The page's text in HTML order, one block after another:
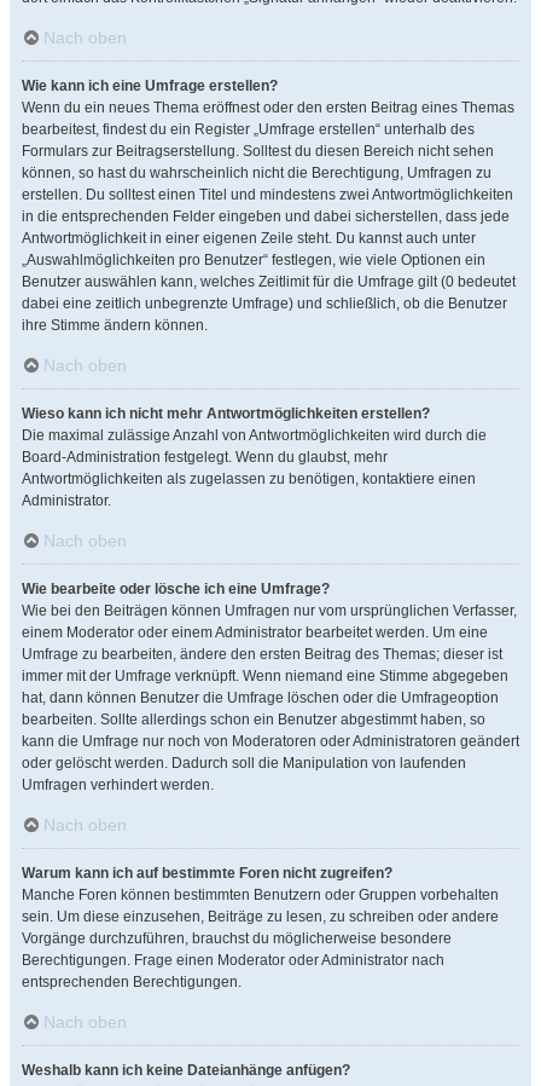
Nach oben
Wie kann ich eine Umfrage erstellen?
Wenn du ein neues Thema eröffnest oder den ersten Beitrag eines Themas
bearbeitest, findest du ein Register „Umfrage erstellen“ unterhalb des
Formulars zur Beitragserstellung. Solltest du diesen Bereich nicht sehen
können, so hast du wahrscheinlich nicht die Berechtigung, Umfragen zu
erstellen. Du solltest einen Titel und mindestens zwei Antwortmöglichkeiten
in die entsprechenden Felder eingeben und dabei sicherstellen, dass jede
Antwortmöglichkeit in einer eigenen Zeile steht. Du kannst auch unter
„Auswahlmöglichkeiten pro Benutzer“ festlegen, wie viele Optionen ein
Benutzer auswählen kann, welches Zeitlimit für die Umfrage gilt (0 bedeutet
dabei eine zeitlich unbegrenzte Umfrage) und schließlich, ob die Benutzer
ihre Stimme ändern können.
Nach oben
Wieso kann ich nicht mehr Antwortmöglichkeiten erstellen?
Die maximal zulässige Anzahl von Antwortmöglichkeiten wird durch die
Board-Administration festgelegt. Wenn du glaubst, mehr
Antwortmöglichkeiten als zugelassen zu benötigen, kontaktiere einen
Administrator.
Nach oben
Wie bearbeite oder lösche ich eine Umfrage?
Wie bei den Beiträgen können Umfragen nur vom ursprünglichen Verfasser,
einem Moderator oder einem Administrator bearbeitet werden. Um eine
Umfrage zu bearbeiten, ändere den ersten Beitrag des Themas; dieser ist
immer mit der Umfrage verknüpft. Wenn niemand eine Stimme abgegeben
hat, dann können Benutzer die Umfrage löschen oder die Umfrageoption
bearbeiten. Sollte allerdings schon ein Benutzer abgestimmt haben, so
kann die Umfrage nur noch von Moderatoren oder Administratoren geändert
oder gelöscht werden. Dadurch soll die Manipulation von laufenden
Umfragen verhindert werden.
Nach oben
Warum kann ich auf bestimmte Foren nicht zugreifen?
Manche Foren können bestimmten Benutzern oder Gruppen vorbehalten
sein. Um diese einzusehen, Beiträge zu lesen, zu schreiben oder andere
Vorgänge durchzuführen, brauchst du möglicherweise besondere
Berechtigungen. Frage einen Moderator oder Administrator nach
entsprechenden Berechtigungen.
Nach oben
Weshalb kann ich keine Dateianhänge anfügen?